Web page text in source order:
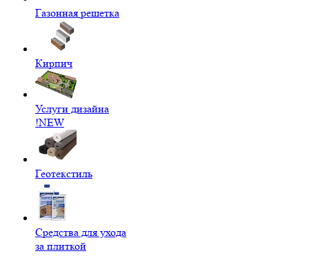
Газонная решетка
Кирпич
Услуги дизайна
!NEW
Геотекстиль
Средства для ухода
за плиткой